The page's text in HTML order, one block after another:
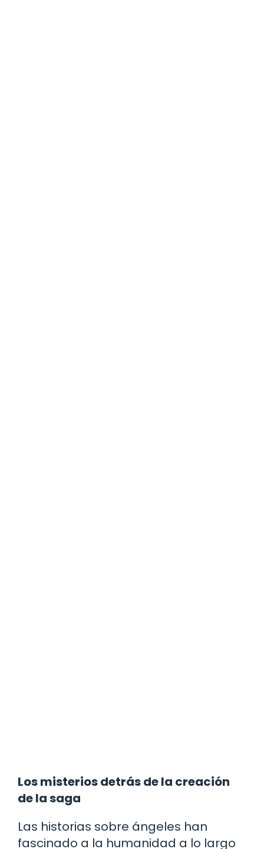
Los misterios detrás de la creación
de la saga
Las historias sobre ángeles han
fascinado a la humanidad a lo largo